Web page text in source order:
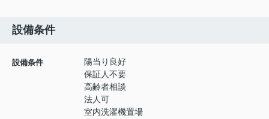
設備条件
設備条件
陽当り良好
保証人不要
高齢者相談
法人可
室内洗濯機置場